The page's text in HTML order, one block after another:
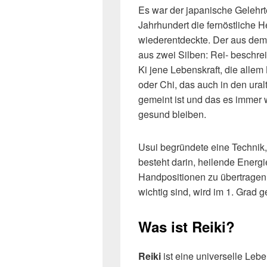
Es war der japanische
Jahrhundert die fernöstliche
wiederentdeckte. Der aus
aus zwei Silben: Rei-
Ki jene Lebenskraft, die
oder Chi, das auch in den
gemeint ist und das es
gesund bleiben.
Usui begründete eine
besteht darin, heilende
Handpositionen zu
wichtig sind, wird im 1. Grad
Was ist Reiki?
Reiki ist eine universelle